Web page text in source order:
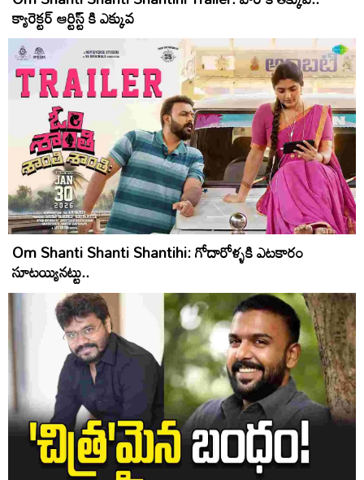
క్యారెక్టర్ ఆర్టిస్ట్ కి ఎక్కువ
Om Shanti Shanti Shantihi: గోదారోళ్ళకి ఎటకారం
సూటయ్యినట్టు..